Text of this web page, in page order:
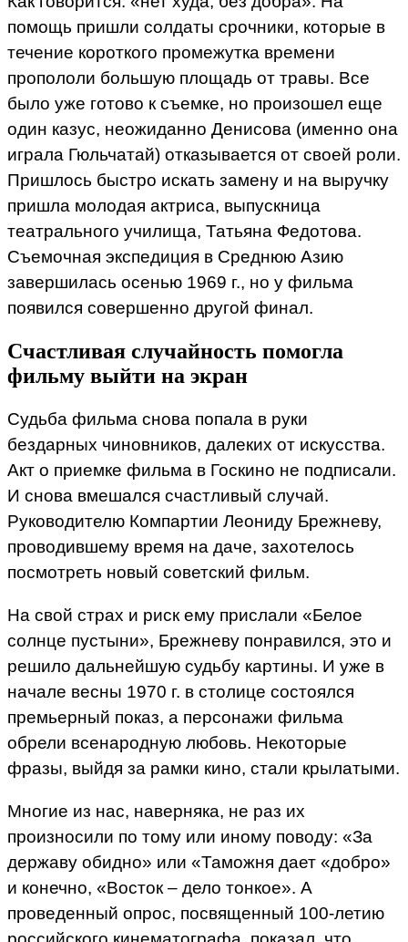
помощь пришли солдаты срочники, которые в
течение короткого промежутка времени
пропололи большую площадь от травы. Все
было уже готово к съемке, но произошел еще
один казус, неожиданно Денисова (именно она
играла Гюльчатай) отказывается от своей роли.
Пришлось быстро искать замену и на выручку
пришла молодая актриса, выпускница
театрального училища, Татьяна Федотова.
Съемочная экспедиция в Среднюю Азию
завершилась осенью 1969 г., но у фильма
появился совершенно другой финал.
Счастливая случайность помогла
фильму выйти на экран
Судьба фильма снова попала в руки
бездарных чиновников, далеких от искусства.
Акт о приемке фильма в Госкино не подписали.
И снова вмешался счастливый случай.
Руководителю Компартии Леониду Брежневу,
проводившему время на даче, захотелось
посмотреть новый советский фильм.
На свой страх и риск ему прислали «Белое
солнце пустыни», Брежневу понравился, это и
решило дальнейшую судьбу картины. И уже в
начале весны 1970 г. в столице состоялся
премьерный показ, а персонажи фильма
обрели всенародную любовь. Некоторые
фразы, выйдя за рамки кино, стали крылатыми.
Многие из нас, наверняка, не раз их
произносили по тому или иному поводу: «За
державу обидно» или «Таможня дает «добро»
и конечно, «Восток – дело тонкое». А
проведенный опрос, посвященный 100-летию